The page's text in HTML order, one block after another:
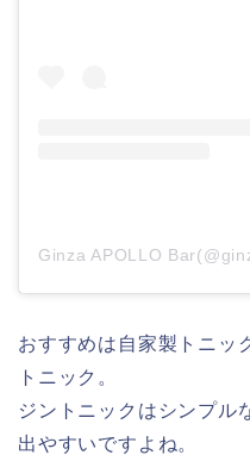
おすすめは自家製トニッ
トニック。
ジントニックはシンプル
出やすいですよね。